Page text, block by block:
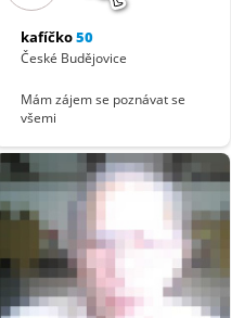
kafíčko50
České Budějovice
Mám zájem se poznávat se
všemi